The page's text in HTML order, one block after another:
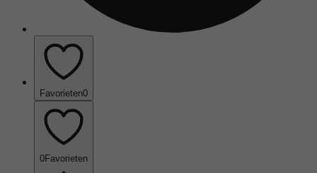
Favorieten0
0Favorieten